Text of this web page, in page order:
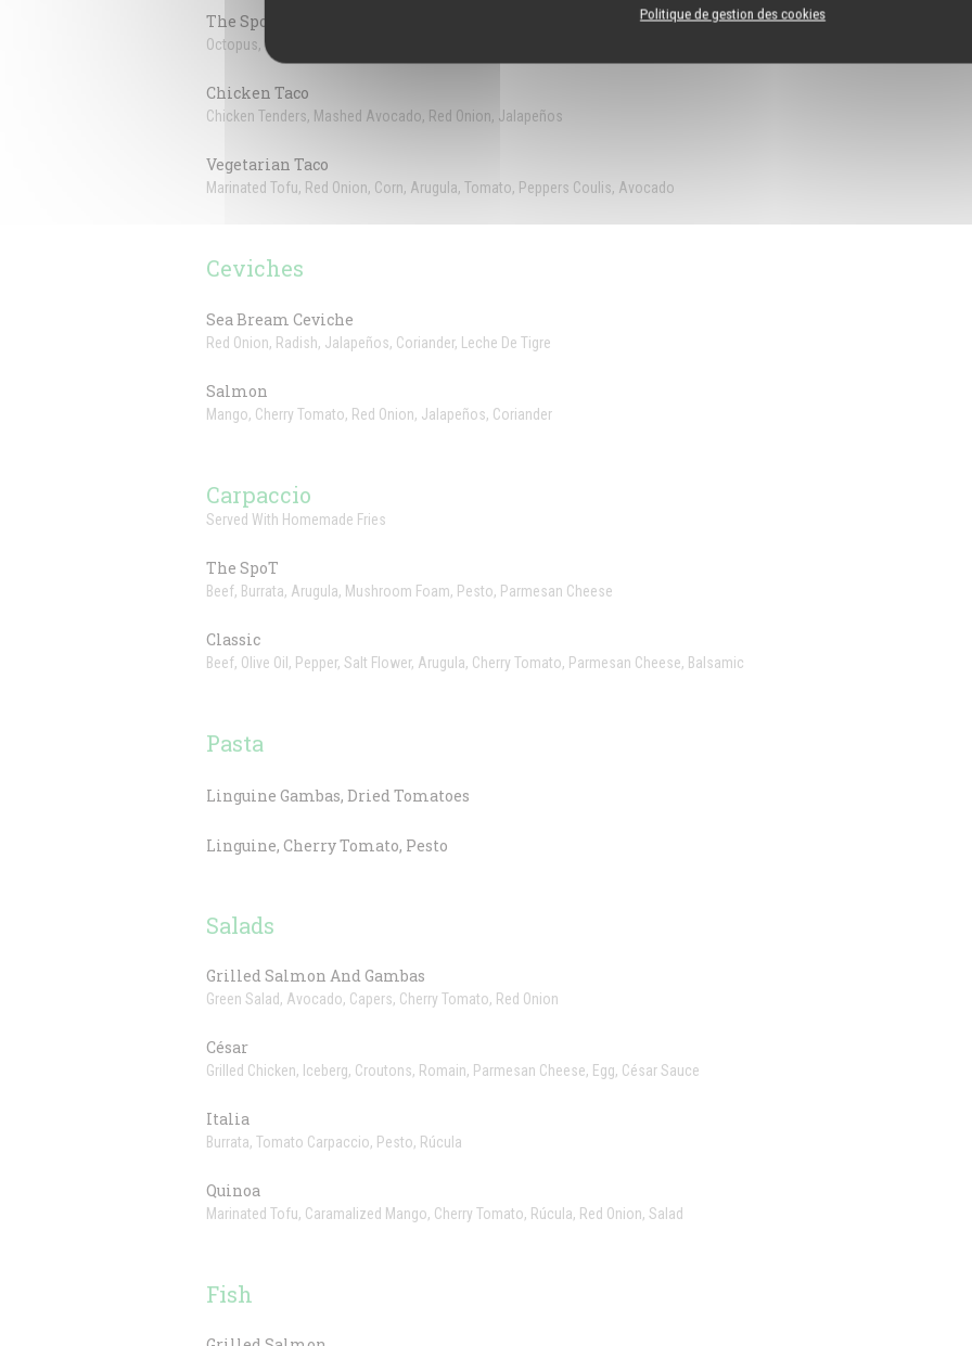
Politique de gestion des cookies
The SpoT
Octopus, Tomato, Pepper Coulis, Corn, Garlic Chips
Chicken Taco
Chicken Tenders, Mashed Avocado, Red Onion, Jalapeños
Vegetarian Taco
Marinated Tofu, Red Onion, Corn, Arugula, Tomato, Peppers Coulis, Avocado
Ceviches
Sea Bream Ceviche
Red Onion, Radish, Jalapeños, Coriander, Leche De Tigre
Salmon
Mango, Cherry Tomato, Red Onion, Jalapeños, Coriander
Carpaccio
Served With Homemade Fries
The SpoT
Beef, Burrata, Arugula, Mushroom Foam, Pesto, Parmesan Cheese
Classic
Beef, Olive Oil, Pepper, Salt Flower, Arugula, Cherry Tomato, Parmesan Cheese, Balsamic
Pasta
Linguine Gambas, Dried Tomatoes
Linguine, Cherry Tomato, Pesto
Salads
Grilled Salmon And Gambas
Green Salad, Avocado, Capers, Cherry Tomato, Red Onion
César
Grilled Chicken, Iceberg, Croutons, Romain, Parmesan Cheese, Egg, César Sauce
Italia
Burrata, Tomato Carpaccio, Pesto, Rúcula
Quinoa
Marinated Tofu, Caramalized Mango, Cherry Tomato, Rúcula, Red Onion, Salad
Fish